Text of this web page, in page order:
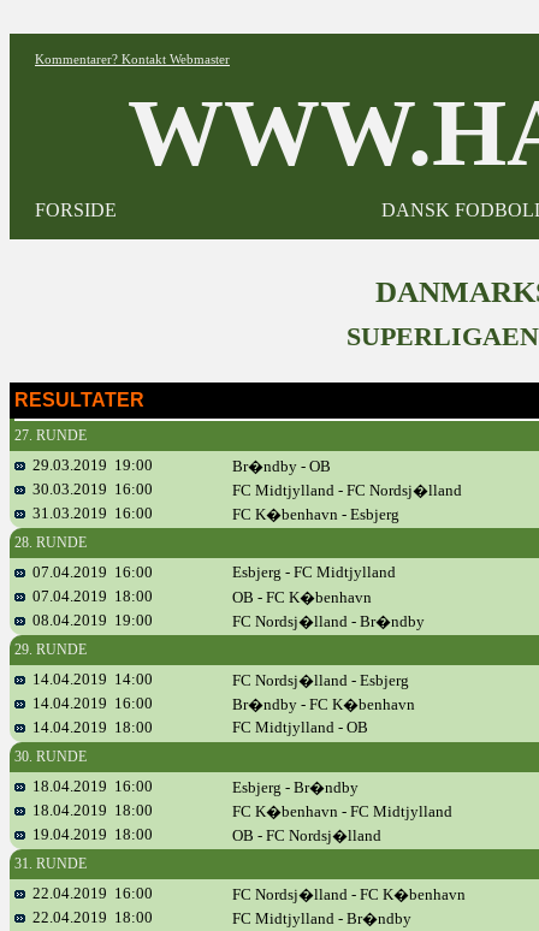
Kommentarer? Kontakt Webmaster
FORSIDE DANSK
RESULTATER
27. RUNDE
29.03.2019 19:00
Br�ndby - OB
30.03.2019 16:00
FC Midtjylland - FC Nordsj�lland
31.03.2019 16:00
FC K�benhavn - Esbjerg
28. RUNDE
07.04.2019 16:00
Esbjerg - FC Midtjylland
07.04.2019 18:00
OB - FC K�benhavn
08.04.2019 19:00
FC Nordsj�lland - Br�ndby
29. RUNDE
14.04.2019 14:00
FC Nordsj�lland - Esbjerg
14.04.2019 16:00
Br�ndby - FC K�benhavn
14.04.2019 18:00
FC Midtjylland - OB
30. RUNDE
18.04.2019 16:00
Esbjerg - Br�ndby
18.04.2019 18:00
FC K�benhavn - FC Midtjylland
19.04.2019 18:00
OB - FC Nordsj�lland
31. RUNDE
22.04.2019 16:00
FC Nordsj�lland - FC K�benhavn
22.04.2019 18:00
FC Midtjylland - Br�ndby